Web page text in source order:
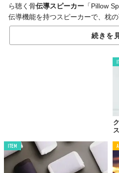
ら聴く骨伝導スピーカー 「Pillow
伝導機能を持つスピーカーで、枕
ー化する発想のプロダクト。
続きを
ITEM